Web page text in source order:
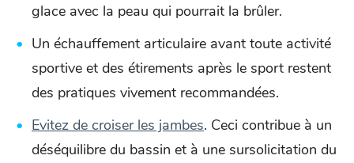
glace avec la peau qui pourrait la brûler.
Un échauffement articulaire avant toute activité
sportive et des étirements après le sport restent
des pratiques vivement recommandées.
Evitez de croiser les jambes. Ceci contribue à un
déséquilibre du bassin et à une sursolicitation du